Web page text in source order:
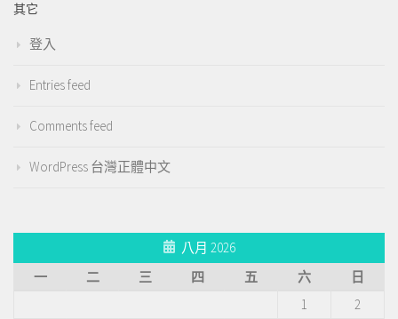
其它
登入
Entries feed
Comments feed
WordPress 台灣正體中文
八月 2026
一
二 三 四 五 六
日
1
2